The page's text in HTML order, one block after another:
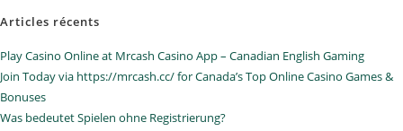
Articles récents
Play Casino Online at Mrcash Casino App – Canadian English Gaming
Join Today via https://mrcash.cc/ for Canada’s Top Online Casino Games &
Bonuses
Was bedeutet Spielen ohne Registrierung?